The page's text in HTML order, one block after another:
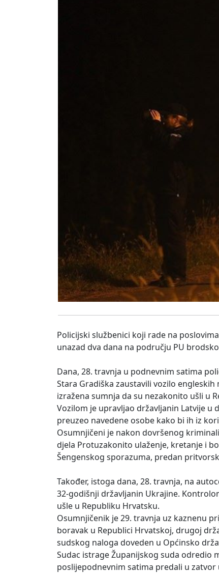
Policijski službenici koji rade na
unazad dva dana na području PU
Dana, 28. travnja u podnevnim satima
Stara Gradiška zaustavili vozilo
izražena sumnja da su nezakonito ušli u
Vozilom je upravljao državljanin Latvije
preuzeo navedene osobe kako bi ih iz
Osumnjičeni je nakon dovršenog
djela Protuzakonito ulaženje, kretanje i
Šengenskog sporazuma, predan
Također, istoga dana, 28. travnja, na
32-godišnji državljanin Ukrajine.
ušle u Republiku Hrvatsku.
Osumnjičenik je 29. travnja uz kaznenu
boravak u Republici Hrvatskoj, drugoj
sudskog naloga doveden u Općinsko
Sudac istrage Županijskog suda odredio
poslijepodnevnim satima predali u zatvor